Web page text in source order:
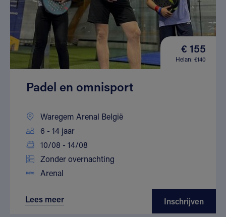
€ 155
Helan: €140
Padel en omnisport
Waregem Arenal België
6 - 14 jaar
10/08 - 14/08
Zonder overnachting
Arenal
Lees meer Inschrijven